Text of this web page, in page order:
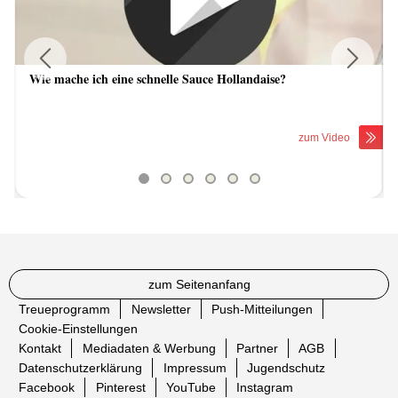
Wie mache ich eine schnelle Sauce Hollandaise?
zum Video
Previous
zum Seitenanfang
Treueprogramm
Newsletter
Push-Mitteilungen
Cookie-Einstellungen
Kontakt
Mediadaten & Werbung Partner
AGB
Datenschutzerklärung
Impressum
Jugendschutz
Facebook
Pinterest YouTube Instagram